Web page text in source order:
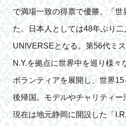
で満場一致の得票で優勝。「世
た。日本人としては48年ぶり二
UNIVERSEとなる。第56代ミ
N.Y.を拠点に世界中を巡り様々
ボランティアを展開し、世界
後帰国。モデルやチャリティー
現在は地元静岡に開設した「